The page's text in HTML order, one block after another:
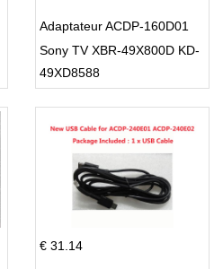
Adaptateur ACDP-160D01
Sony TV XBR-49X800D KD-
49XD8588
€ 31.14